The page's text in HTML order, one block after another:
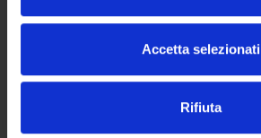
Accetta selezionati
Rifiuta
+39 0473 260 111 from 8.00 to 16.30
+39 0473 260 140 from 9.00 to 12.00